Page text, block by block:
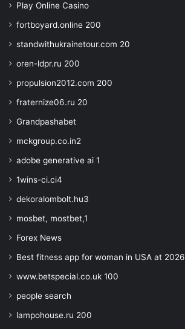
Play Online Casino
fortboyard.online 200
standwithukrainetour.com 20
oren-ldpr.ru 200
propulsion2012.com 200
fraternize06.ru 20
Grandpashabet
mckgroup.co.in2
adobe generative ai 1
1wins-ci.ci4
dekoralombolt.hu3
mosbet, mostbet,1
Forex News
Best fitness app for woman in USA at 2026
www.betspecial.co.uk 100
people search
lampohouse.ru 200